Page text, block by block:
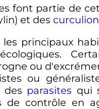
font partie de
et des
principaux
ou
ou
des parasites qui
de contrôle en